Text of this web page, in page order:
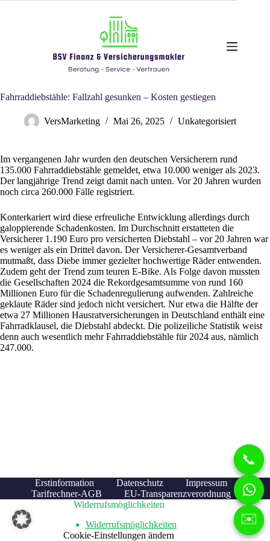
Fahrraddiebstähle: Fallzahl gesunken – Kosten gestiegen
VersMarketing Mai 26, 2025 Unkategorisiert
Im vergangenen Jahr wurden den deutschen Versicherern rund
135.000 Fahrraddiebstähle gemeldet, etwa 10.000 weniger als 2023.
Der langjährige Trend zeigt damit nach unten. Vor 20 Jahren wurden
noch circa 260.000 Fälle registriert.
Konterkariert wird diese erfreuliche Entwicklung allerdings durch
galoppierende Schadenkosten. Im Durchschnitt erstatteten die
Versicherer 1.190 Euro pro versicherten Diebstahl – vor 20 Jahren war
es weniger als ein Drittel davon. Der Versicherer-Gesamtverband
mutmaßt, dass Diebe immer gezielter hochwertige Räder entwenden.
Zudem geht der Trend zum teuren E-Bike. Als Folge davon mussten
die Gesellschaften 2024 die Rekordgesamtsumme von rund 160
Millionen Euro für die Schadenregulierung aufwenden. Zahlreiche
geklaute Räder sind jedoch nicht versichert. Nur etwa die Hälfte der
etwa 27 Millionen Hausratversicherungen in Deutschland enthält eine
Fahrradklausel, die Diebstahl abdeckt. Die polizeiliche Statistik weist
denn auch wesentlich mehr Fahrraddiebstähle für 2024 aus, nämlich
247.000.
Erstinformation Datenschutz
Impressum
Tarifrechner-AGB
EU-Transparenzverordnung
Widerrufsmöglichkeiten
Widerrufsmöglichkeiten
Cookie-Einstellungen ändern